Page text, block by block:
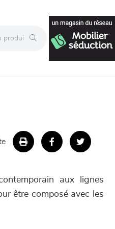
aux lignes
être composé avec les